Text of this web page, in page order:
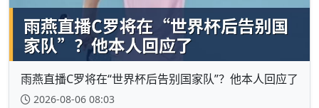
雨燕直播C罗将在“世界杯后告别国家队”？他本人回应了
2026-08-06 08:03